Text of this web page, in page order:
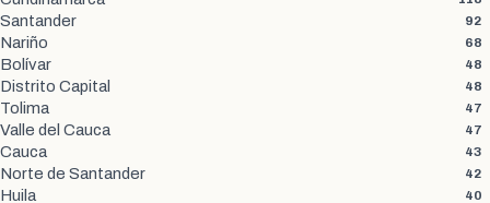
Santander 92
Nariño 68
Bolívar 48
Distrito Capital 48
Tolima 47
Valle del Cauca 47
Cauca 43
Norte de Santander 42
Huila 40